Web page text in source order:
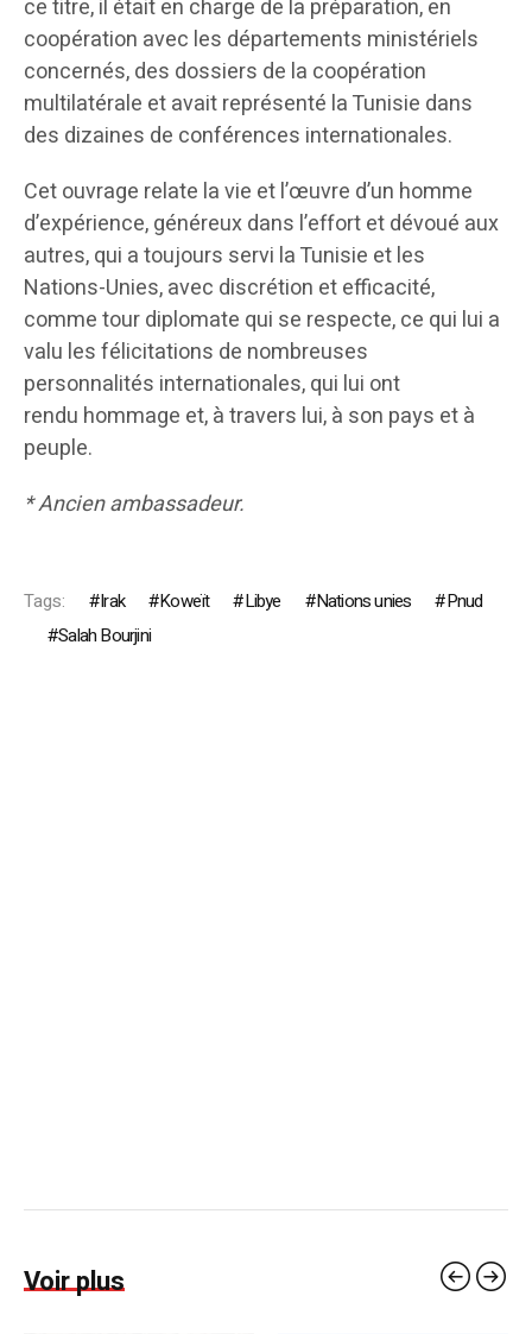
ce titre, il était en charge de la préparation, en
coopération avec les départements ministériels
concernés, des dossiers de la coopération
multilatérale et avait représenté la Tunisie dans
des dizaines de conférences internationales.
Cet ouvrage relate la vie et l’œuvre d’un homme
d’expérience, généreux dans l’effort et dévoué aux
autres, qui a toujours servi la Tunisie et les
Nations-Unies, avec discrétion et efficacité,
comme tour diplomate qui se respecte, ce qui lui a
valu les félicitations de nombreuses
personnalités internationales, qui lui ont
rendu hommage et, à travers lui, à son pays et à
peuple.
* Ancien ambassadeur.
Tags: Irak Koweït Libye Nations unies
Pnud
Salah Bourjini
Voir plus